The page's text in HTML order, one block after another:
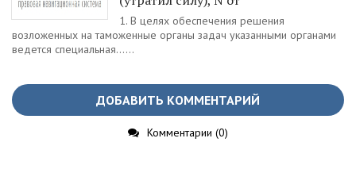
1. В целях обеспечения решения
возложенных на таможенные органы задач указанными органами
ведется специальная......
ДОБАВИТЬ КОММЕНТАРИЙ
Комментарии (0)